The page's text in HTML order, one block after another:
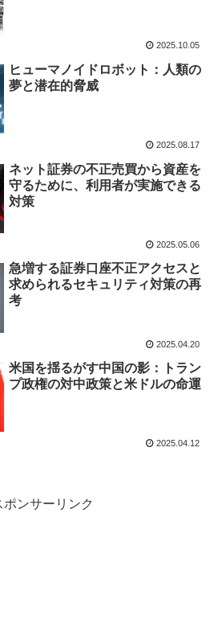
2025.10.05
ヒューマノイドロボット：人類の
夢と潜在的脅威
2025.08.17
ネット証券の不正売買から資産を
守るために、利用者が実施できる
対策
2025.05.06
急増する証券口座不正アクセスと
求められるセキュリティ対策の再
考
2025.04.20
米国を揺るがす中国の影：トラン
プ政権の対中政策と米ドルの命運
2025.04.12
ポンサーリンク